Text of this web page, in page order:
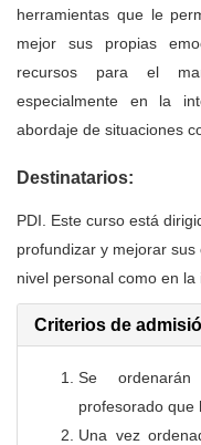
herramientas que le
mejor sus propias
recursos para el
especialmente en la
abordaje de situaciones
Destinatarios:
PDI. Este curso está
profundizar y mejorar
nivel personal como en
Criterios de
Se
profesorado que
Una vez